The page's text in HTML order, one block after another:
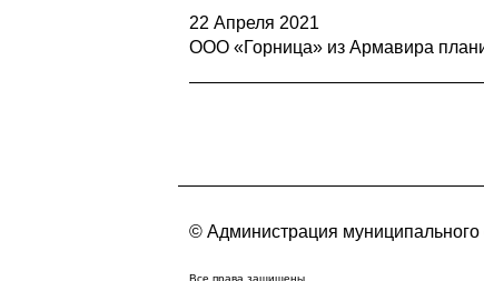
22 Апреля 2021
ООО «Горница» из Армавира
© Администрация муниципального
Все права защищены